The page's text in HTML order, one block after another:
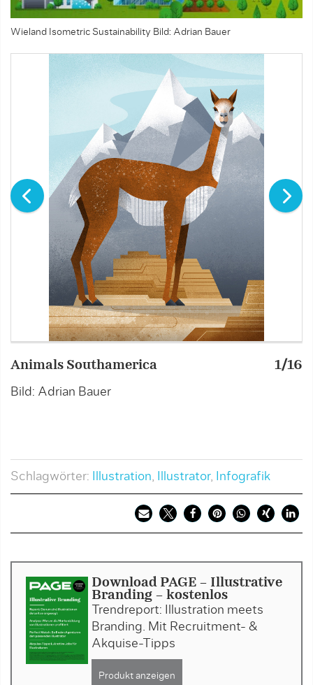
Wieland Isometric Sustainability Bild: Adrian Bauer
Animals Southamerica
Bild: Adrian Bauer
1/16
Schlagwörter: Illustration, Illustrator, Infografik
Download PAGE - Illustrative
Branding - kostenlos
Trendreport: Illustration meets
Branding. Mit Recruitment- &
Akquise-Tipps
Produkt anzeigen